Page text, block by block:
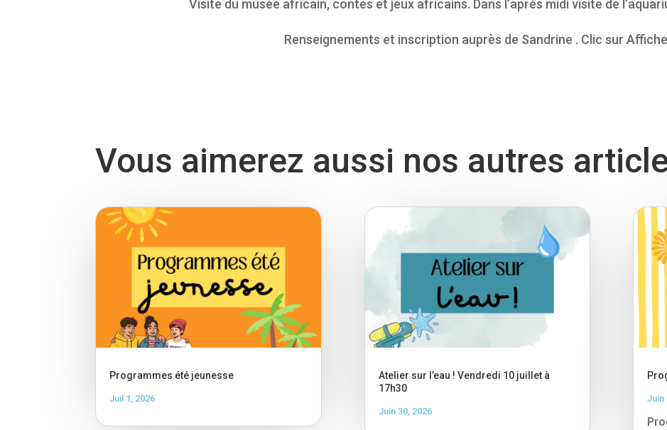
Visite du musée africain, contes et jeux africains. Dans l’après midi visite de
Renseignements et inscription auprès de Sandrine . Clic sur
Vous aimerez aussi nos autres
Programmes été jeunesse
Juil 1, 2026
Atelier sur l’eau ! Vendredi 10 juillet à
17h30
Juin 30, 2026
Juin